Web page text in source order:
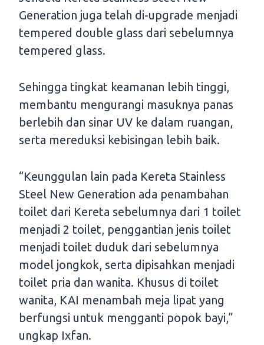
Generation juga telah di-upgrade menjadi
tempered double glass dari sebelumnya
tempered glass.
Sehingga tingkat keamanan lebih tinggi,
membantu mengurangi masuknya panas
berlebih dan sinar UV ke dalam ruangan,
serta mereduksi kebisingan lebih baik.
“Keunggulan lain pada Kereta Stainless
Steel New Generation ada penambahan
toilet dari Kereta sebelumnya dari 1 toilet
menjadi 2 toilet, penggantian jenis toilet
menjadi toilet duduk dari sebelumnya
model jongkok, serta dipisahkan menjadi
toilet pria dan wanita. Khusus di toilet
wanita, KAI menambah meja lipat yang
berfungsi untuk mengganti popok bayi,”
ungkap Ixfan.